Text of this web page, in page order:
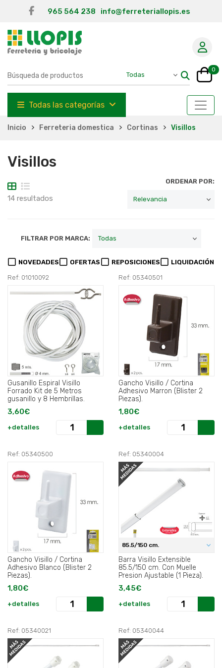
965 564 238 info@ferreteriallopis.es
0
Todas las categorías
Inicio Ferreteria domestica Cortinas Visillos
Visillos
14 resultados
ORDENAR POR:
FILTRAR POR MARCA:
NOVEDADES OFERTAS REPOSICIONES LIQUIDACIÓN
Ref: 01010092
Gusanillo Espiral Visillo
Forrado Kit de 5 Metros
gusanillo y 8 Hembrillas.
3,60€
+detalles
Ref: 05340501
Gancho Visillo / Cortina
Adhesivo Marron (Blister 2
Piezas).
1,80€
+detalles
Ref: 05340500
Gancho Visillo / Cortina
Adhesivo Blanco (Blister 2
Piezas).
1,80€
+detalles
Ref: 05340004
85.5/150 cm.
Barra Visillo Extensible
85.5/150 cm. Con Muelle
Presion Ajustable (1 Pieza).
3,45€
+detalles
Ref: 05340021 Ref: 05340044